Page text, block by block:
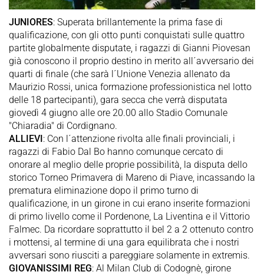
JUNIORES: Superata brillantemente la prima fase di
qualificazione, con gli otto punti conquistati sulle quattro
partite globalmente disputate, i ragazzi di Gianni Piovesan
già conoscono il proprio destino in merito all´avversario dei
quarti di finale (che sarà l´Unione Venezia allenato da
Maurizio Rossi, unica formazione professionistica nel lotto
delle 18 partecipanti), gara secca che verrà disputata
giovedì 4 giugno alle ore 20.00 allo Stadio Comunale
"Chiaradia" di Cordignano.
ALLIEVI : Con l´attenzione rivolta alle finali provinciali, i
ragazzi di Fabio Dal Bo hanno comunque cercato di
onorare al meglio delle proprie possibilità, la disputa dello
storico Torneo Primavera di Mareno di Piave, incassando la
prematura eliminazione dopo il primo turno di
qualificazione, in un girone in cui erano inserite formazioni
di primo livello come il Pordenone, La Liventina e il Vittorio
Falmec. Da ricordare soprattutto il bel 2 a 2 ottenuto contro
i mottensi, al termine di una gara equilibrata che i nostri
avversari sono riusciti a pareggiare solamente in extremis.
GIOVANISSIMI REG: Al Milan Club di Codognè, girone